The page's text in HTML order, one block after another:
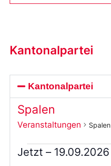
Kantonalpartei
Kantonalpartei
Spalen
Veranstaltungen Spalen
Jetzt – 19.09.2026